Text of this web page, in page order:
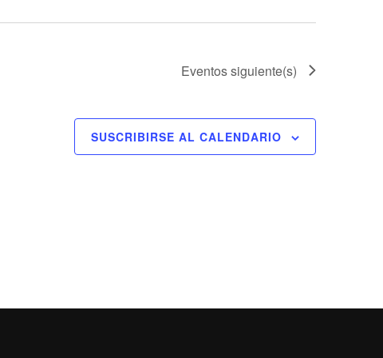
Eventossiguiente(s)
SUSCRIBIRSE AL CALENDARIO